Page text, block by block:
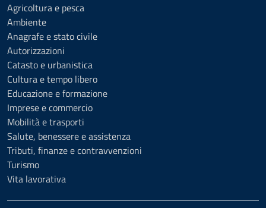
Agricoltura e pesca
Ambiente
Anagrafe e stato civile
Autorizzazioni
Catasto e urbanistica
Cultura e tempo libero
Educazione e formazione
Imprese e commercio
Mobilità e trasporti
Salute, benessere e assistenza
Tributi, finanze e contravvenzioni
Turismo
Vita lavorativa